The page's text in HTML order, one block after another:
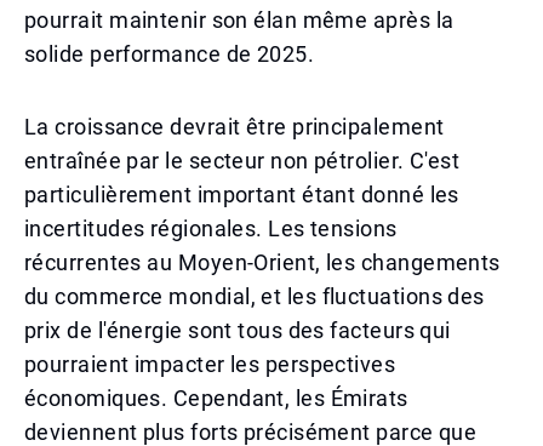
pourrait maintenir son élan même après la
solide performance de 2025.
La croissance devrait être principalement
entraînée par le secteur non pétrolier. C'est
particulièrement important étant donné les
incertitudes régionales. Les tensions
récurrentes au Moyen-Orient, les changements
du commerce mondial, et les fluctuations des
prix de l'énergie sont tous des facteurs qui
pourraient impacter les perspectives
économiques. Cependant, les Émirats
deviennent plus forts précisément parce que